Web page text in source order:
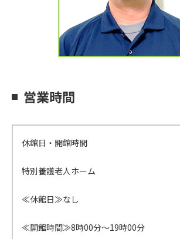
営業時間
休館日・開館時間
特別養護老人ホーム
≪休館日≫なし
≪開館時間≫8時00分～19時00分